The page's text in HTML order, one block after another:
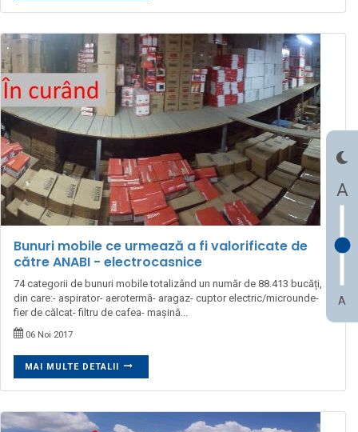
A
A
Bunuri mobile ce urmează a fi valorificate de
către ANABI - electrocasnice
74 categorii de bunuri mobile totalizând un număr de 88.413 bucăți,
din care:- aspirator- aerotermă- aragaz- cuptor electric/microunde-
fier de călcat- filtru de cafea- mașină...
06 Noi 2017
MAI MULTE DETALII